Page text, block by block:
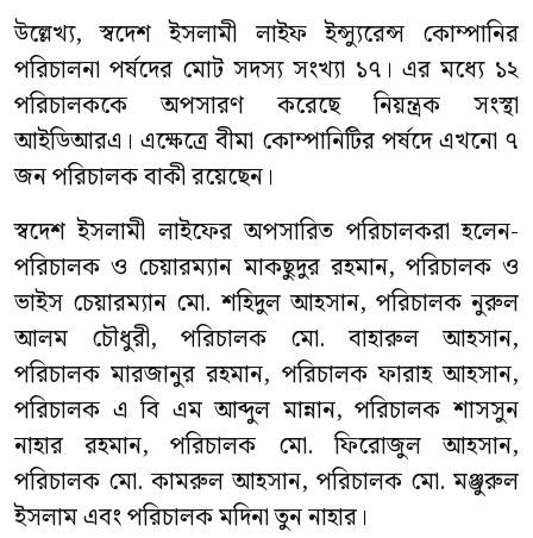
উল্লেখ্য, স্বদেশ ইসলামী লাইফ ইন্স্যুরেন্স কোম্পানির
পরিচালনা পর্ষদের মোট সদস্য সংখ্যা ১৭। এর মধ্যে ১২
পরিচালককে অপসারণ করেছে নিয়ন্ত্রক সংস্থা
আইডিআরএ। এক্ষেত্রে বীমা কোম্পানিটির পর্ষদে এখনো ৭
জন পরিচালক বাকী রয়েছেন।
স্বদেশ ইসলামী লাইফের অপসারিত পরিচালকরা হলেন-
পরিচালক ও চেয়ারম্যান মাকছুদুর রহমান, পরিচালক ও
ভাইস চেয়ারম্যান মো. শহিদুল আহসান, পরিচালক নুরুল
আলম চৌধুরী, পরিচালক মো. বাহারুল আহসান,
পরিচালক মারজানুর রহমান, পরিচালক ফারাহ আহসান,
পরিচালক এ বি এম আব্দুল মান্নান, পরিচালক শাসসুন
নাহার রহমান, পরিচালক মো. ফিরোজুল আহসান,
পরিচালক মো. কামরুল আহসান, পরিচালক মো. মঞ্জুরুল
ইসলাম এবং পরিচালক মদিনা তুন নাহার।